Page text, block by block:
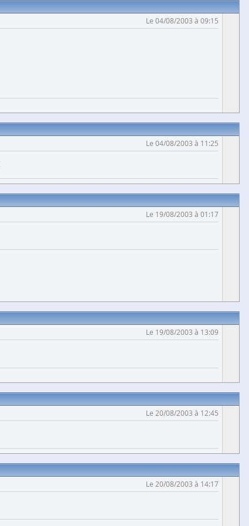
Le 04/08/2003 à 09:15
Le 04/08/2003 à 11:25
Le 19/08/2003 à 01:17
Le 19/08/2003 à 13:09
Le 20/08/2003 à 12:45
Le 20/08/2003 à 14:17